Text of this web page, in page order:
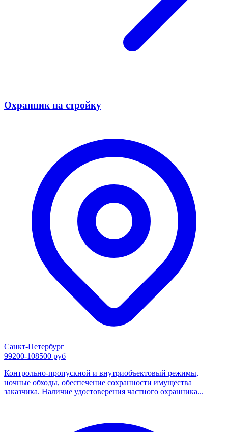
Охранник на стройку
Санкт-Петербург
99200-108500 руб
Контрольно-пропускной и внутриобъектовый режимы,
ночные обходы, обеспечение сохранности имущества
заказчика. Наличие удостоверения частного охранника...